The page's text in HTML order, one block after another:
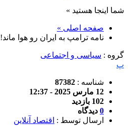
شما اینجا هستید »
صفحه اصلی »
نامه ترامپ به ایران رو هوا ماند!
گروه : سیاسی و اجتماعی
پ
شناسه : 87382
12 مارس 2025 - 12:37
102 بازدید
0 دیدگاه
ارسال توسط : اقتصاد آنلاین